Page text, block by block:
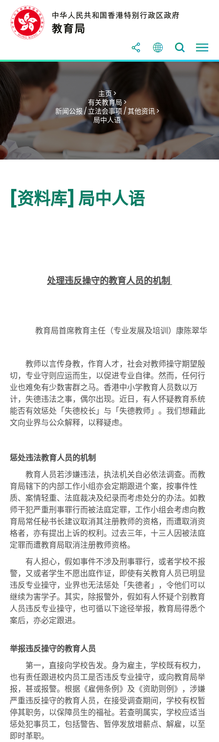
主页 >
有关教育局 >
新闻公报 / 立法会事项 / 其他资讯 >
局中人语
[资料库] 局中人语
处理违反操守的教育人员的机制
教育局首席教育主任（专业发展及培训）康陈翠华
教师以言传身教，作育人才，社会对教师操守期望殷
切，专业守则应运而生，以促进专业自律。然而，任何行
业也难免有少数害群之马。香港中小学教育人员数以万
计，失德违法之事，偶尔出现。近日，有人怀疑教育系统
能否有效惩处「失德校长」与「失德教师」。我们想藉此
文向业界与公众解释，以释疑虑。
惩处违法教育人员的机制
教育人员若涉嫌违法，执法机关自必依法调查。而教
育局辖下的内部工作小组亦会定期跟进个案，按事件性
质、案情轻重、法庭裁决及纪录而考虑处分的办法。如教
师干犯严重刑事罪行而被法庭定罪，工作小组会考虑向教
育局常任秘书长建议取消其注册教师的资格，而遭取消资
格者，亦有提出上诉的权利。过去三年，十三人因被法庭
定罪而遭教育局取消注册教师资格。
有人担心，假如事件不涉及刑事罪行，或者学校不报
警，又或者学生不愿出庭作证，即使有关教育人员已明显
违反专业操守，业界也无法惩处「失德者」，令他们可以
继续为害学子。其实，除报警外，假如有人怀疑个别教育
人员违反专业操守，也可循以下途径举报，教育局得悉个
案后，亦必定跟进。
举报违反操守的教育人员
第一，直接向学校告发。身为雇主，学校既有权力，
也有责任跟进校内员工是否违反专业操守，或向教育局举
报，甚或报警。根据《雇佣条例》及《资助则例》，涉嫌
严重违反操守的教育人员，在接受调查期间，学校有权暂
停其职务，以保障员生的福祉。若查明属实，学校应适当
惩处犯事员工，包括警告、暂停发放增薪点、解雇，以至
即时革职。